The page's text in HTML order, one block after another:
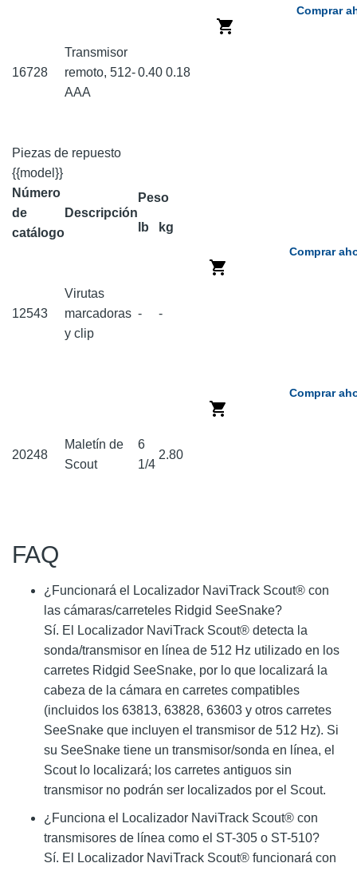
16728
Transmisor
remoto, 512-
AAA
0.40 0.18
Comprar
Piezas de repuesto
{{model}}
Número
de
catálogo
Descripción
Peso
lb kg
12543
Virutas
marcadoras
y clip
- -
Comprar
20248
Maletín de
Scout
6
1/4
2.80
Comprar
FAQ
¿Funcionará el Localizador NaviTrack Scout® con
las cámaras/carreteles Ridgid SeeSnake?
Sí. El Localizador NaviTrack Scout® detecta la
sonda/transmisor en línea de 512 Hz utilizado en los
carretes Ridgid SeeSnake, por lo que localizará la
cabeza de la cámara en carretes compatibles
(incluidos los 63813, 63828, 63603 y otros carretes
SeeSnake que incluyen el transmisor de 512 Hz). Si
su SeeSnake tiene un transmisor/sonda en línea, el
Scout lo localizará; los carretes antiguos sin
transmisor no podrán ser localizados por el Scout.
¿Funciona el Localizador NaviTrack Scout® con
transmisores de línea como el ST-305 o ST-510?
Sí. El Localizador NaviTrack Scout® funcionará con